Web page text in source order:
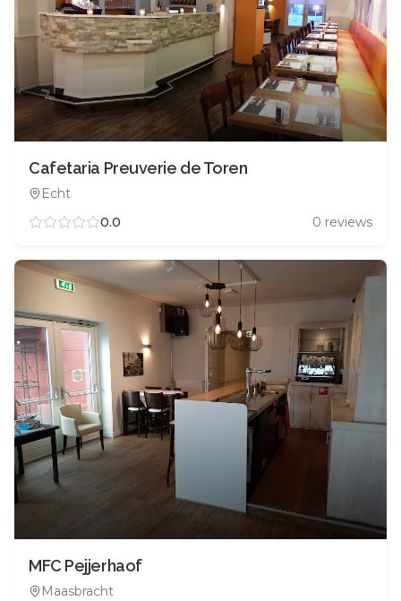
Cafetaria Preuverie de Toren
Echt
0.0
0 reviews
MFC Pejjerhaof
Maasbracht